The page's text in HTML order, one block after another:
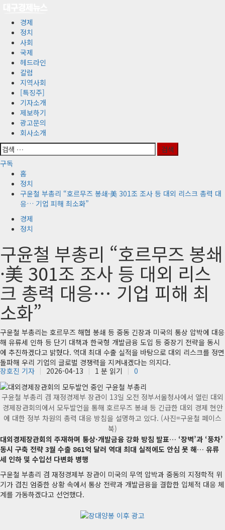
경제
정치
사회
국제
헤드라인
칼럼
지역사회
[특징주]
기자소개
제보하기
광고문의
회사소개
검
색:
구독
홈
정치
구윤철 부총리 “호르무즈 봉쇄·美 301조 조사 등 대외 리스크 총력 대
응… 기업 피해 최소화”
경제
정치
구윤철 부총리 “호르무즈 봉쇄
·美 301조 조사 등 대외 리스
크 총력 대응… 기업 피해 최
소화”
구윤철 부총리는 호르무즈 해협 봉쇄 등 중동 긴장과 미국의 통상 압박에 대응
해 유류세 인하 등 단기 대책과 한국형 개발금융 도입 등 중장기 전략을 동시
에 추진하겠다고 밝혔다. 역대 최대 수출 실적을 바탕으로 대외 리스크를 정면
돌파해 우리 기업의 글로벌 경쟁력을 지켜내겠다는 의지다.
장호진 기자
2026-04-13 1 분 읽기 0
구윤철 부총리 겸 재정경제부 장관이 13일 오전 정부서울청사에서 열린 대외
경제장관회의에서 모두발언을 통해 호르무즈 봉쇄 등 긴급한 대외 경제 현안
에 대한 정부 차원의 총력 대응 방침을 설명하고 있다. (사진=구윤철 페이스
북)
대외경제장관회의 주재하며 통상·개발금융 강화 방침 발표… ‘장벽’과 ‘풍차’
동시 구축 전략 3월 수출 861억 달러 역대 최대 실적에도 안심 못 해… 유류
세 인하 및 수입선 다변화 병행
구윤철 부총리 겸 재정경제부 장관이 미국의 무역 압박과 중동의 지정학적 위
기가 겹친 엄중한 상황 속에서 통상 전략과 개발금융을 결합한 입체적 대응 체
계를 가동하겠다고 선언했다.